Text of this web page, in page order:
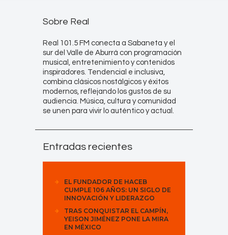
Sobre Real
Real 101.5 FM conecta a Sabaneta y el
sur del Valle de Aburrá con programación
musical, entretenimiento y contenidos
inspiradores. Tendencial e inclusiva,
combina clásicos nostálgicos y éxitos
modernos, reflejando los gustos de su
audiencia. Música, cultura y comunidad
se unen para vivir lo auténtico y actual.
Entradas recientes
EL FUNDADOR DE HACEB
CUMPLE 106 AÑOS: UN SIGLO DE
INNOVACIÓN Y LIDERAZGO
TRAS CONQUISTAR EL CAMPÍN,
YEISON JIMÉNEZ PONE LA MIRA
EN MÉXICO